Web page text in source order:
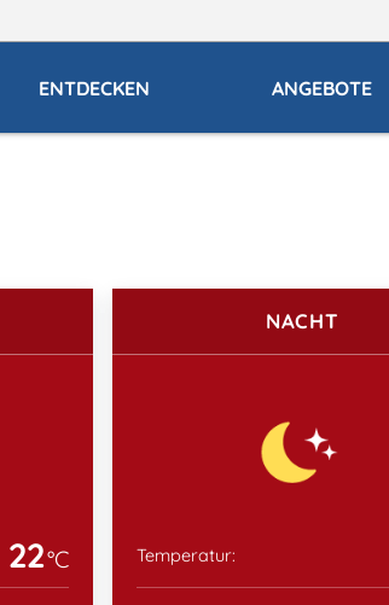
ENTDECKEN ANGEBOTE
22°C
NACHT
Temperatur: